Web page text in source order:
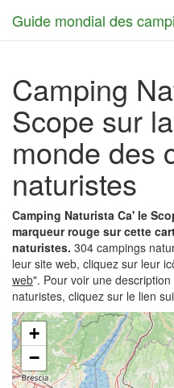
Guide mondial des
Camping
Scope sur
monde des
naturistes
Camping Naturista Ca' le
marqueur rouge sur cette
naturistes. 304 campings
leur site web, cliquez sur leur
web". Pour voir une
naturistes, cliquez sur le lien
+
−